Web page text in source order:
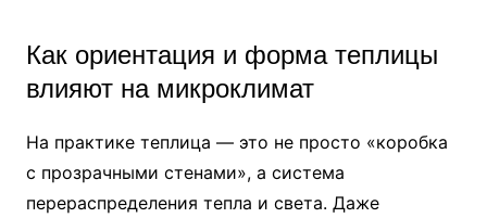
Как ориентация и форма теплицы
влияют на микроклимат
На практике теплица — это не просто «коробка
с прозрачными стенами», а система
перераспределения тепла и света. Даже